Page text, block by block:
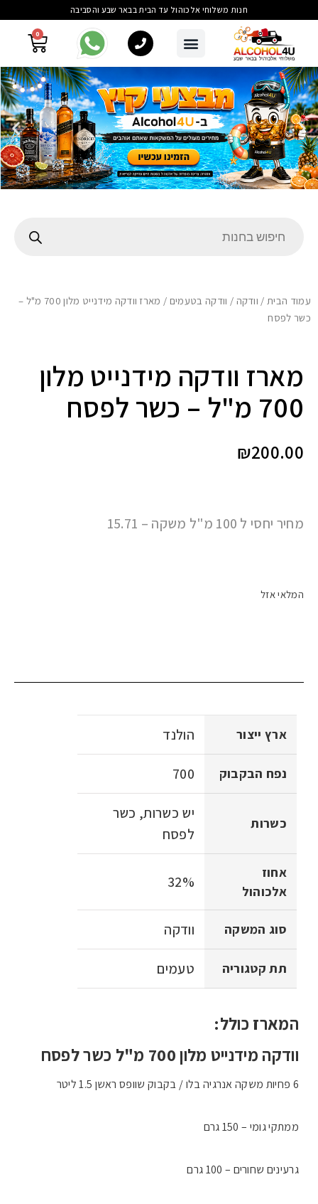
חנות משלוחי אלכוהול עד הבית בבאר שבע והסביבה
0
עמוד הבית/ וודקה / וודקה בטעמים
/ מארז וודקה מידנייט מלון 700 מ"ל –
כשר לפסח
מארז וודקה מידנייט מלון
700 מ"ל – כשר לפסח
₪200.00
מחיר יחסי ל 100 מ"ל משקה – 15.71
המלאי אזל
ארץ ייצור הולנד
נפח הבקבוק 700
כשרות
יש כשרות, כשר
לפסח
אחוז
אלכוהול
32%
סוג המשקה וודקה
תת קטגוריה טעמים
המארז כולל:
וודקה מידנייט מלון 700 מ"ל כשר לפסח
6 פחיות משקה אנרגיה בלו / בקבוק שוופס ראשן 1.5 ליטר
ממתקי גומי – 150 גרם
גרעינים שחורים – 100 גרם